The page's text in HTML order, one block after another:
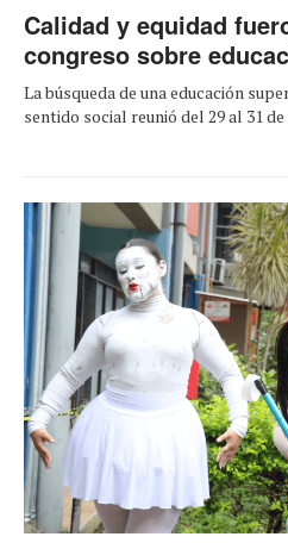
Calidad y equidad
congreso sobre
La búsqueda de una educación
sentido social reunió del 29 al 31 de